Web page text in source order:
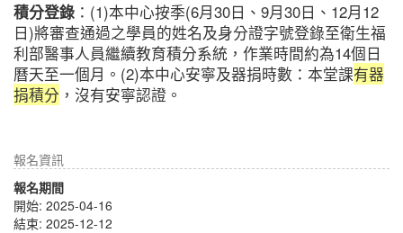
積分登錄 ：(1)本中心按季(6月30日、9月30日、12月12
日)將審查通過之學員的姓名及身分證字號登錄至衛生福
利部醫事人員繼續教育積分系統，作業時間約為14個日
曆天至一個月。(2)本中心安寧及器捐時數：本堂課有器
捐積分 ，沒有安寧認證。
報名資訊
報名期間
開始: 2025-04-16
結束: 2025-12-12